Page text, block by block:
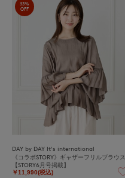
33%
OFF
DAY by DAY It's international
《コラボSTORY》ギャザーフリルブラウス
【STORY6月号掲載】
￥11,990(税込)